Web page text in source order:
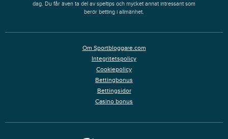
dag. Du får även ta del av speltips och mycket annat intressant som
berör betting i allmänhet.
Om Sportbloggare.com
Integritetspolicy
Cookiepolicy
Bettingbonus
Bettingsidor
Casino bonus